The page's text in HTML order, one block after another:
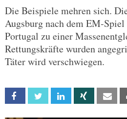
Die Beispiele mehren sich.
Augsburg nach dem EM-
Portugal zu einer
Rettungskräfte wurden
Täter wird verschwiegen.
Facebook Twitter Linkedin Xing